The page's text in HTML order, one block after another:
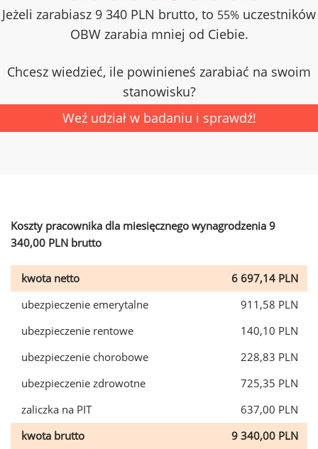
Jeżeli zarabiasz 9 340 PLN brutto, to 55% uczestników
OBW zarabia mniej od Ciebie.
Chcesz wiedzieć, ile powinieneś zarabiać na swoim
stanowisku?
Weź udział w badaniu i sprawdź!
Koszty pracownika dla miesięcznego wynagrodzenia 9
340,00 PLN brutto
kwota netto
6 697,14 PLN
ubezpieczenie emerytalne
911,58 PLN
ubezpieczenie rentowe
140,10 PLN
ubezpieczenie chorobowe
228,83 PLN
ubezpieczenie zdrowotne
725,35 PLN
zaliczka na PIT
637,00 PLN
kwota brutto
9 340,00 PLN